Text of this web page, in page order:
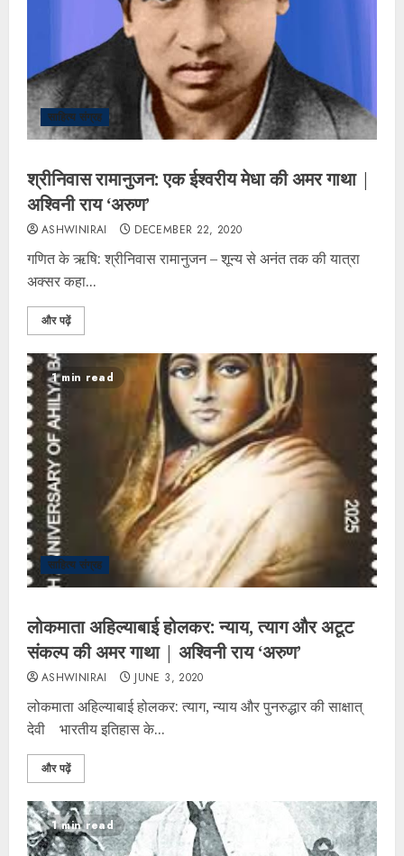
साहित्य संग्रह
श्रीनिवास रामानुजन: एक ईश्वरीय मेधा की अमर गाथा |
अश्विनी राय ‘अरुण’
ASHWINIRAI DECEMBER 22, 2020
गणित के ऋषि: श्रीनिवास रामानुजन – शून्य से अनंत तक की यात्रा ​
अक्सर कहा...
और पढ़ें
1 min read
साहित्य संग्रह
लोकमाता अहिल्याबाई होलकर: न्याय, त्याग और अटूट
संकल्प की अमर गाथा | अश्विनी राय ‘अरुण’
ASHWINIRAI JUNE 3, 2020
​लोकमाता अहिल्याबाई होलकर: त्याग, न्याय और पुनरुद्धार की साक्षात्
देवी ​भारतीय इतिहास के...
और पढ़ें
1 min read